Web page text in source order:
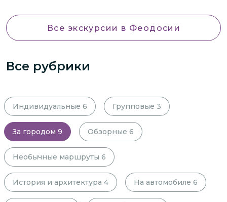
Все экскурсии в Феодосии
Все рубрики
Индивидуальные 6 Групповые 3
За городом 9 Обзорные 6
Необычные маршруты 6
История и архитектура 4 На автомобиле 6